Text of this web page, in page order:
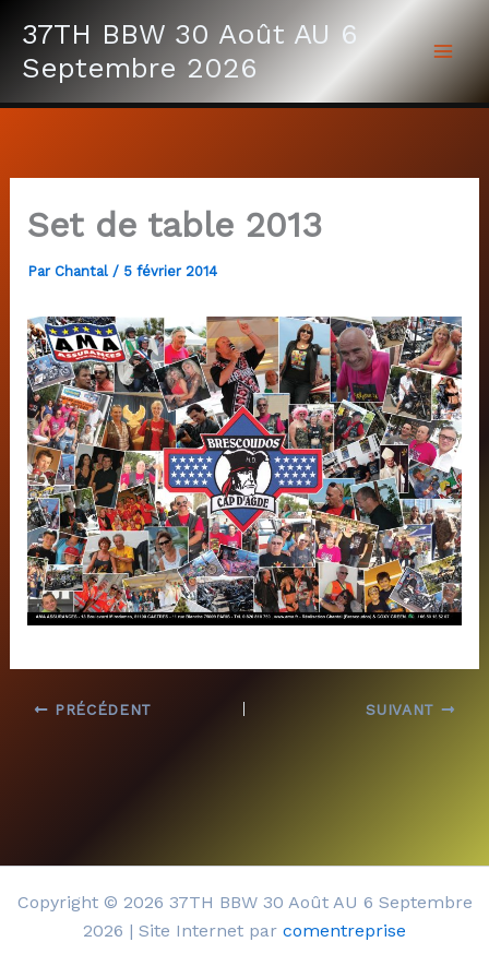
contenu
37TH BBW 30 Août AU 6
Septembre 2026
Set de table 2013
Par Chantal / 5 février 2014
PRÉCÉDENT SUIVANT
Copyright © 2026 37TH BBW 30 Août AU 6 Septembre
2026 | Site Internet par comentreprise